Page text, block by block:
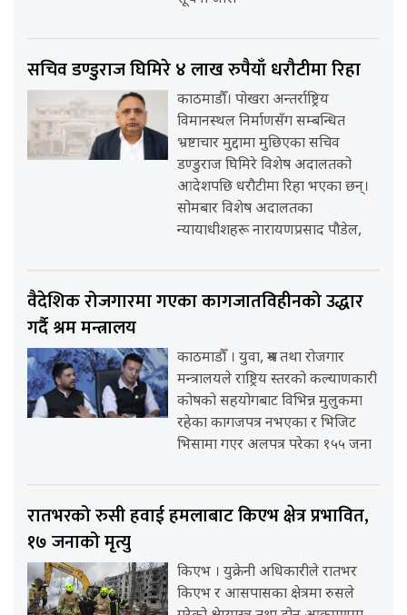
सचिव डण्डुराज घिमिरे ४ लाख रुपैयाँ धरौटीमा रिहा
काठमाडौँ। पोखरा अन्तर्राष्ट्रिय
विमानस्थल निर्माणसँग सम्बन्धित
भ्रष्टाचार मुद्दामा मुछिएका सचिव
डण्डुराज घिमिरे विशेष अदालतको
आदेशपछि धरौटीमा रिहा भएका छन्।
सोमबार विशेष अदालतका
न्यायाधीशहरू नारायणप्रसाद पौडेल,
वैदेशिक रोजगारमा गएका कागजातविहीनको उद्धार
गर्दै श्रम मन्त्रालय
काठमाडौँ । युवा, श्रम तथा रोजगार
मन्त्रालयले राष्ट्रिय स्तरको कल्याणकारी
कोषको सहयोगबाट विभिन्न मुलुकमा
रहेका कागजपत्र नभएका र भिजिट
भिसामा गएर अलपत्र परेका १५५ जना
रातभरको रुसी हवाई हमलाबाट किएभ क्षेत्र प्रभावित,
१७ जनाको मृत्यु
किएभ । युक्रेनी अधिकारीले रातभर
किएभ र आसपासका क्षेत्रमा रुसले